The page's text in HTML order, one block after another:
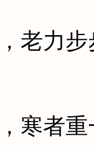
力步
者重